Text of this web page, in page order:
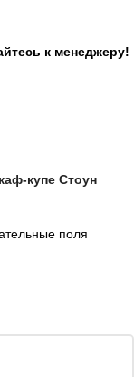
к менеджеру!
купе Стоун
поля